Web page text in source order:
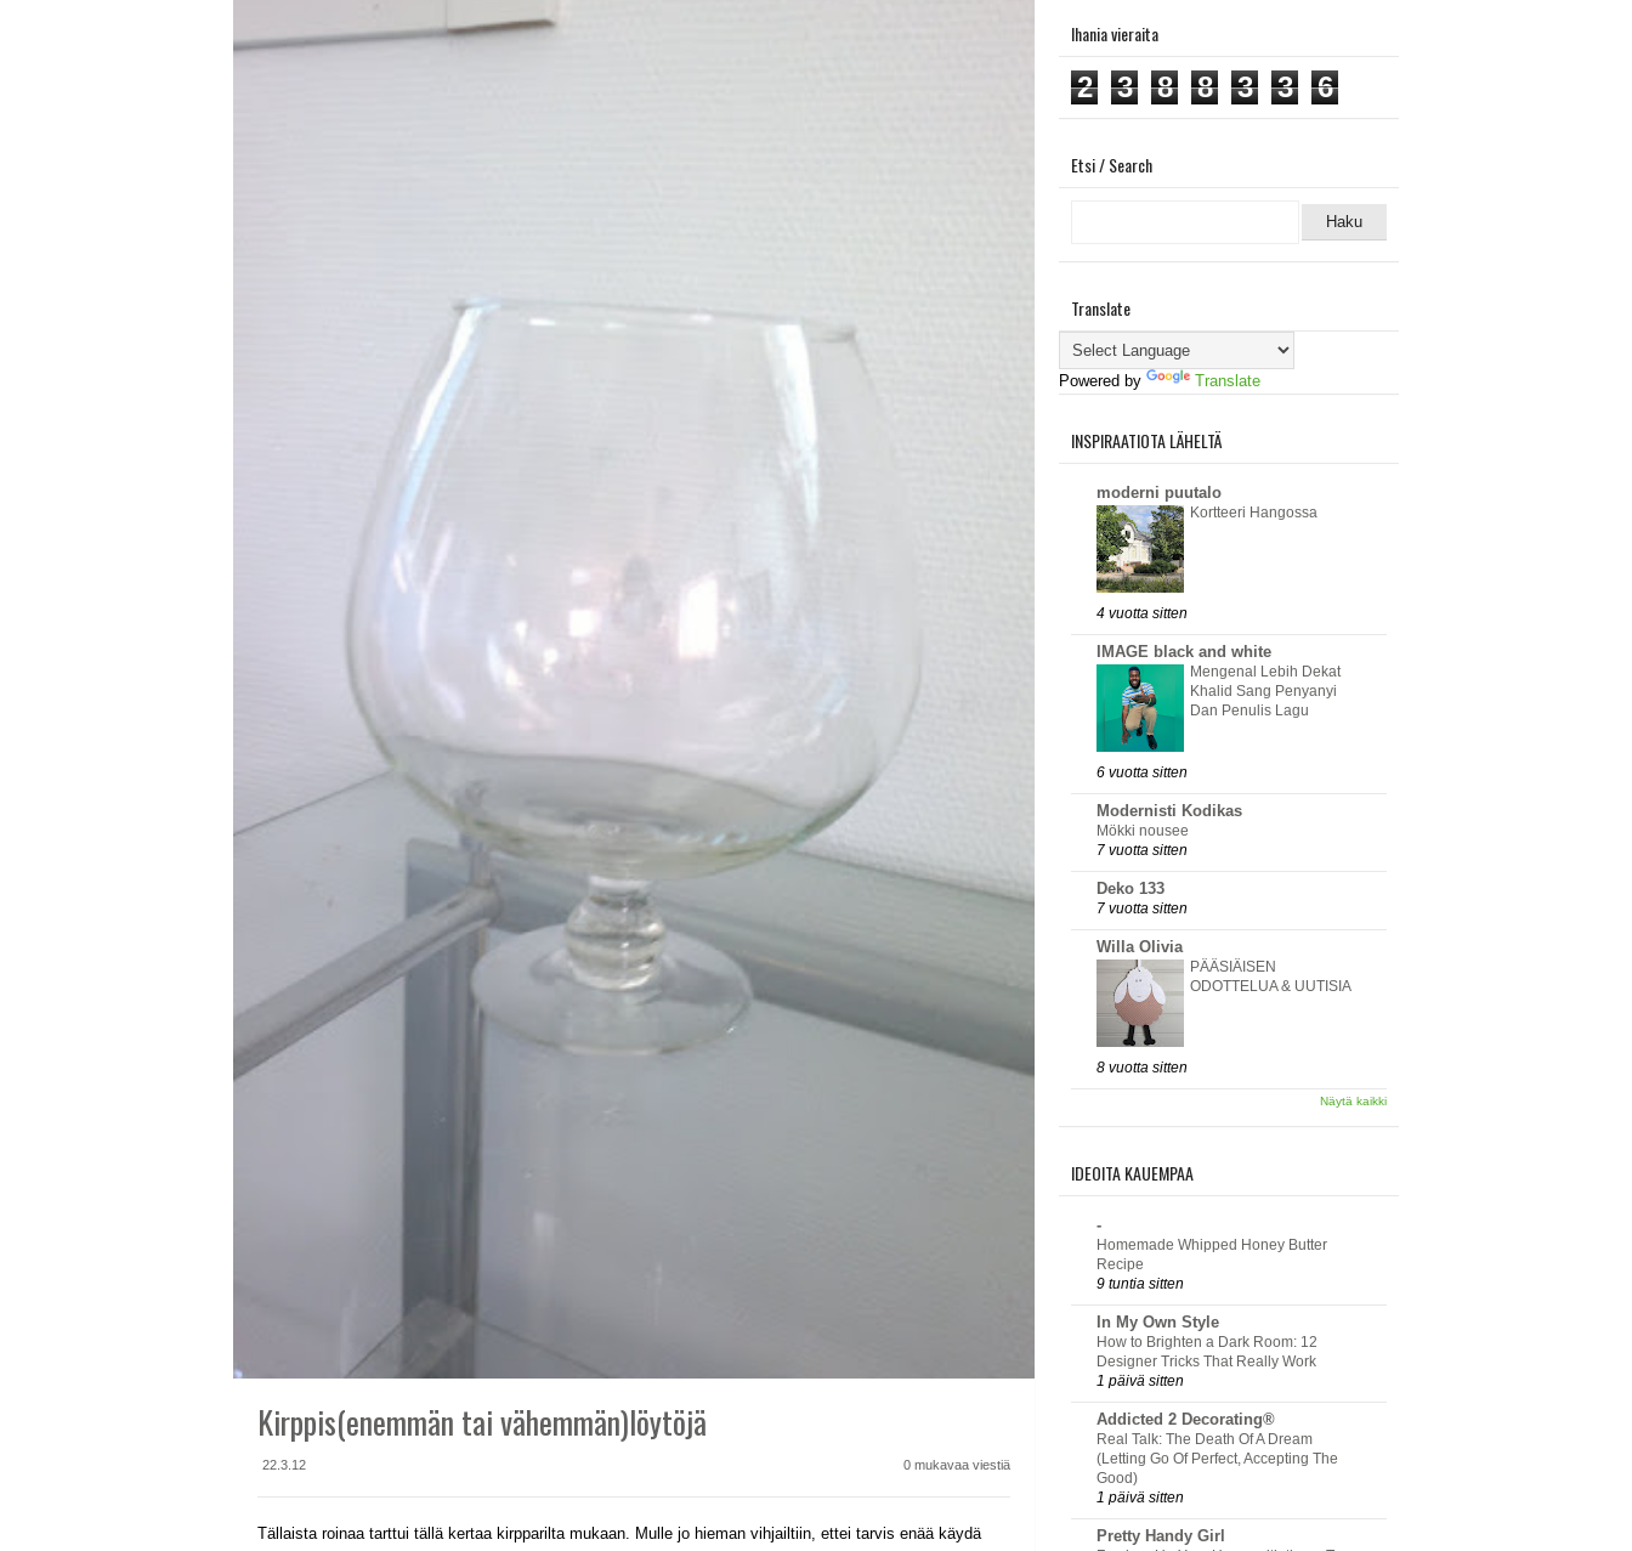
Kirppis(enemmän tai vähemmän)löytöjä
22.3.12 0 mukavaa viestiä
Tällaista roinaa tarttui tällä kertaa kirpparilta mukaan. Mulle jo hieman vihjailtiin, ettei tarvis enää käydä
Ihania vieraita
2 3 8 8 3 3 6
Etsi / Search
Translate
Powered by Translate
INSPIRAATIOTA LÄHELTÄ
moderni puutalo
Kortteeri Hangossa
4 vuotta sitten
IMAGE black and white
Mengenal Lebih Dekat
Khalid Sang Penyanyi
Dan Penulis Lagu
6 vuotta sitten
Modernisti Kodikas
Mökki nousee
7 vuotta sitten
Deko 133
7 vuotta sitten
Willa Olivia
PÄÄSIÄISEN
ODOTTELUA & UUTISIA
8 vuotta sitten
Näytä kaikki
IDEOITA KAUEMPAA
-
Homemade Whipped Honey Butter
Recipe
9 tuntia sitten
In My Own Style
How to Brighten a Dark Room: 12
Designer Tricks That Really Work
1 päivä sitten
Addicted 2 Decorating®
Real Talk: The Death Of A Dream
(Letting Go Of Perfect, Accepting The
Good)
1 päivä sitten
Pretty Handy Girl